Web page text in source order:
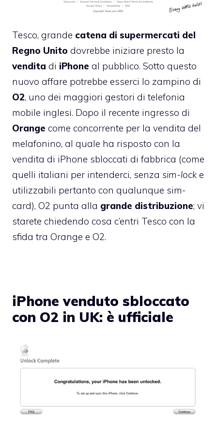
Tesco, grande catena di supermercati del
Regno Unito dovrebbe iniziare presto la
vendita di iPhone al pubblico. Sotto questo
nuovo affare potrebbe esserci lo zampino di
O2, uno dei maggiori gestori di telefonia
mobile inglesi. Dopo il recente ingresso di
Orange come concorrente per la vendita del
melafonino, al quale ha risposto con la
vendita di iPhone sbloccati di fabbrica (come
quelli italiani per intenderci, senza sim-lock e
utilizzabili pertanto con qualunque sim-
card), O2 punta alla grande distribuzione; vi
starete chiedendo cosa c’entri Tesco con la
sfida tra Orange e O2.
iPhone venduto sbloccato
con O2 in UK: è ufficiale